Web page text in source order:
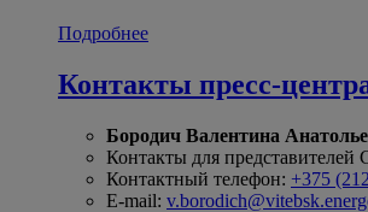
Подробнее
Контакты пресс-
Бородич Валентина
Контакты для
Контактный телефон: +375
E-mail: